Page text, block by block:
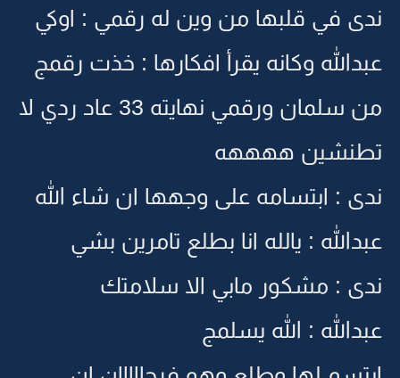
ندى في قلبها من وين له رقمي : اوكي
عبدالله وكانه يقرأ افكارها : خذت رقمج
من سلمان ورقمي نهايته 33 عاد ردي لا
تطنشين ههههه
ندى : ابتسامه على وجهها ان شاء الله
عبدالله : يالله انا بطلع تامرين بشي
ندى : مشكور مابي الا سلامتك
عبدالله : الله يسلمج